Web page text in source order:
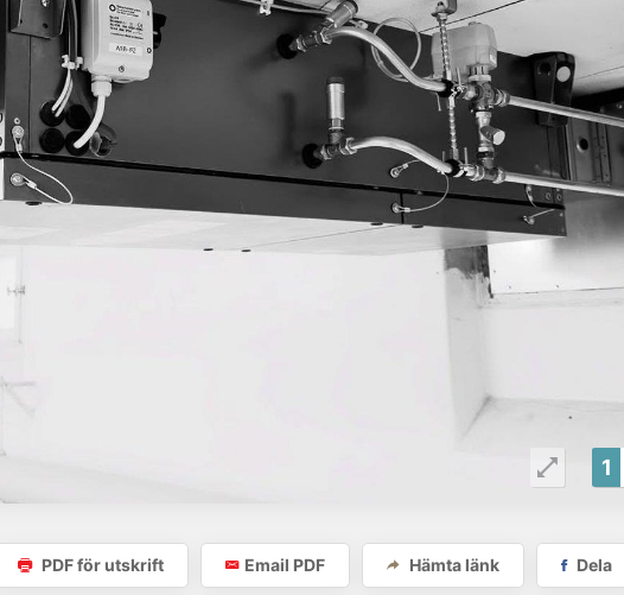
1
PDF för utskrift Email PDF Hämta länk Dela